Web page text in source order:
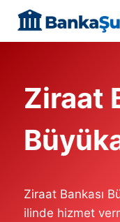
content
Ziraat
Ziraat Bankası
ilinde hizmet